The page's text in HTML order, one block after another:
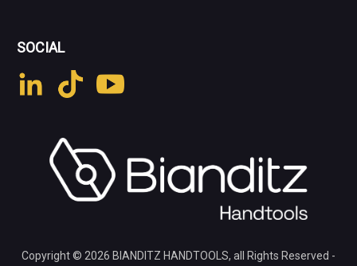
SOCIAL
Copyright © 2026 BIANDITZ HANDTOOLS, all Rights Reserved -